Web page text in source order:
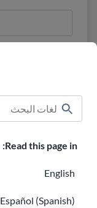
Read this page in:
English
Español (Spanish)